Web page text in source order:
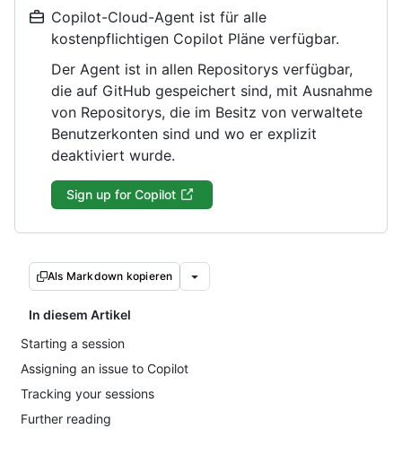
Copilot-Cloud-Agent ist für alle
kostenpflichtigen Copilot Pläne verfügbar.
Der Agent ist in allen Repositorys verfügbar,
die auf GitHub gespeichert sind, mit Ausnahme
von Repositorys, die im Besitz von verwaltete
Benutzerkonten sind und wo er explizit
deaktiviert wurde.
Sign up for Copilot
Als Markdown kopieren
In diesem Artikel
Starting a session
Assigning an issue to Copilot
Tracking your sessions
Further reading